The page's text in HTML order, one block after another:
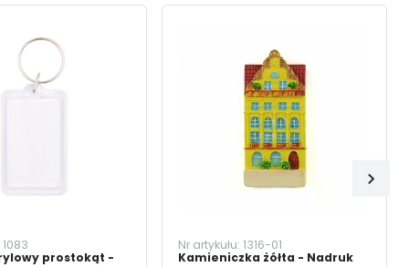
1083
prostokąt -
Nr artykułu:1316-01
Kamieniczka żółta - Nadruk